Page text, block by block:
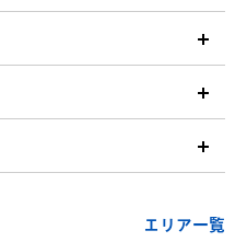
エリア一覧